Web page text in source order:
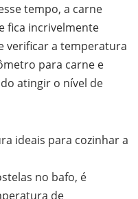
tempo, a carne
fica incrivelmente
verificar a temperatura
para carne e
atingir o nível de
ideais para cozinhar a
no bafo, é
de